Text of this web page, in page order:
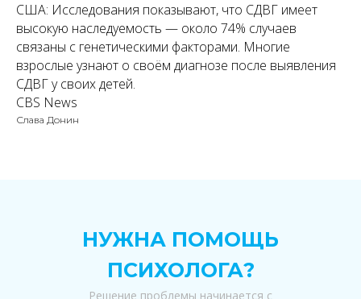
США: Исследования показывают, что СДВГ имеет
высокую наследуемость — около 74% случаев
связаны с генетическими факторами. Многие
взрослые узнают о своём диагнозе после выявления
СДВГ у своих детей.
CBS News
Слава Донин
Решение проблемы начинается с
НУЖНА ПОМОЩЬ
ПСИХОЛОГА?